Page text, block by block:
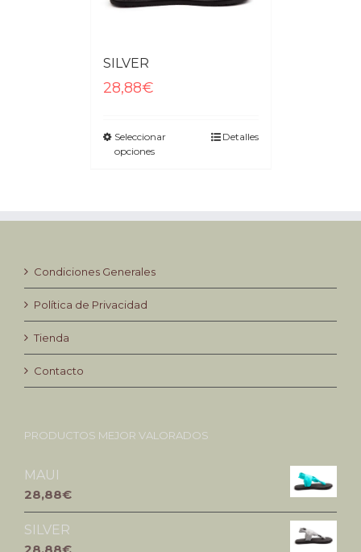
SILVER
28,88€
Seleccionar
opciones
Detalles
Condiciones Generales
Política de Privacidad
Tienda
Contacto
PRODUCTOS MEJOR VALORADOS
MAUI
28,88€
SILVER